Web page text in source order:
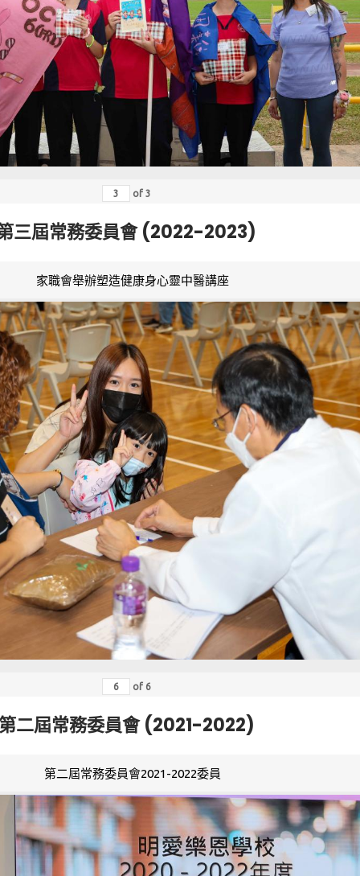
of 3
三屆常務委員會 (2022-2023)
家職會舉辦塑造健康身心靈中醫講座
of 6
二屆常務委員會 (2021-2022)
第二屆常務委員會2021-2022委員